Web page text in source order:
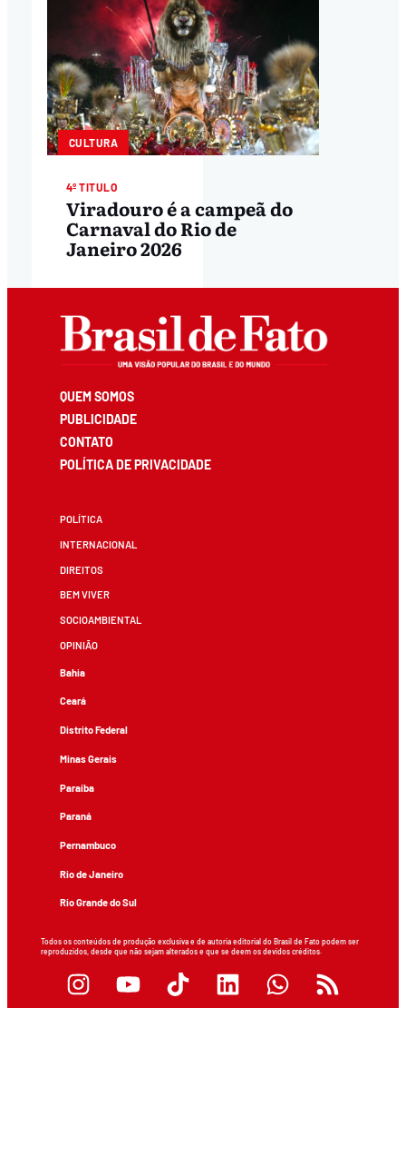
CULTURA
4º TITULO
Viradouro é a campeã do
Carnaval do Rio de
Janeiro 2026
QUEM SOMOS
PUBLICIDADE
CONTATO
POLÍTICA DE PRIVACIDADE
POLÍTICA
INTERNACIONAL
DIREITOS
BEM VIVER
SOCIOAMBIENTAL
OPINIÃO
Bahia
Ceará
Distrito Federal
Minas Gerais
Paraíba
Paraná
Pernambuco
Rio de Janeiro
Rio Grande do Sul
Todos os conteúdos de produção exclusiva e de autoria editorial do Brasil de Fato podem ser
reproduzidos, desde que não sejam alterados e que se deem os devidos créditos.